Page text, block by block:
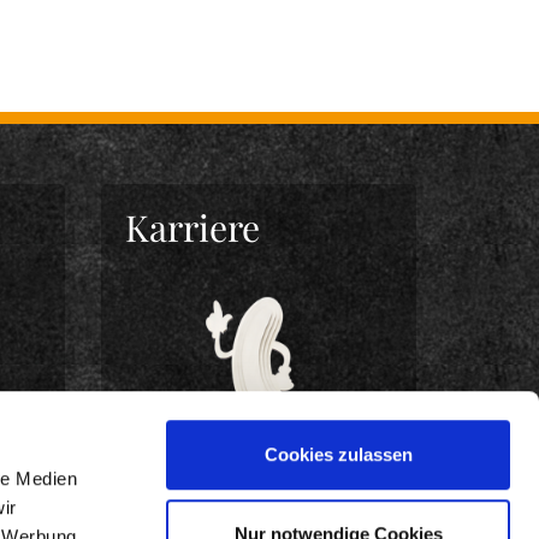
Medien
Cookies zulassen
Nur notwendige Cookies
Karriere